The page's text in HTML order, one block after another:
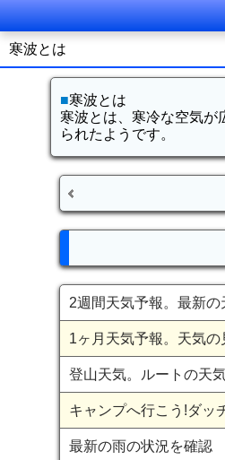
寒波とは
■寒波とは
寒波とは、寒冷な空気が
られたようです。
2週間天気予報。最新の
1ヶ月天気予報。天気の
登山天気。ルートの天
キャンプへ行こう!ダッ
最新の雨の状況を確認